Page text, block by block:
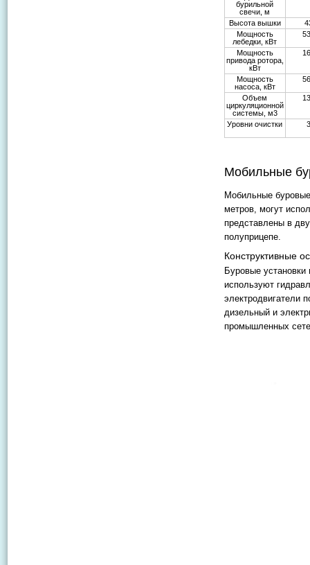
бурильной
свечи, м
Высота вышки
Мощность
лебедки, кВт
Мощность
привода ротора,
кВт
Мощность
насоса, кВт
Объем
циркуляционной
системы, м3
Уровни очистки 3
Мобильные
Мобильные
метров, могут
представлены в
полуприцепе.
Конструктивные
Буровые
используют
электродвигатели
дизельный и
промышленных